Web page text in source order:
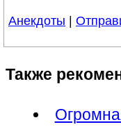
Анекдоты |
Также